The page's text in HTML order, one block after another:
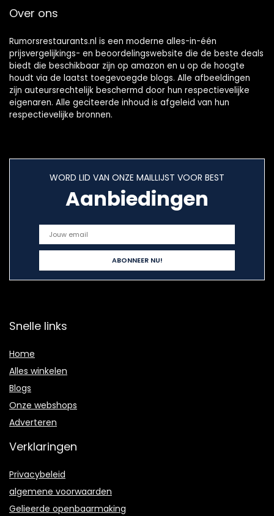
Over ons
Rumorsrestaurants.nl is een moderne alles-in-één
prijsvergelijkings- en beoordelingswebsite die de beste deals
biedt die beschikbaar zijn op amazon en u op de hoogte
houdt via de laatst toegevoegde blogs. Alle afbeeldingen
zijn auteursrechtelijk beschermd door hun respectievelijke
eigenaren. Alle geciteerde inhoud is afgeleid van hun
respectievelijke bronnen.
WORD LID VAN ONZE MAILLIJST VOOR BEST
Aanbiedingen
Snelle links
Home
Alles winkelen
Blogs
Onze webshops
Adverteren
Verklaringen
Privacybeleid
algemene voorwaarden
Gelieerde openbaarmaking